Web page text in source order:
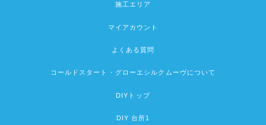
施工エリア
マイアカウント
よくある質問
コールドスタート・グローエシルクムーヴについて
DIYトップ
DIY 台所1